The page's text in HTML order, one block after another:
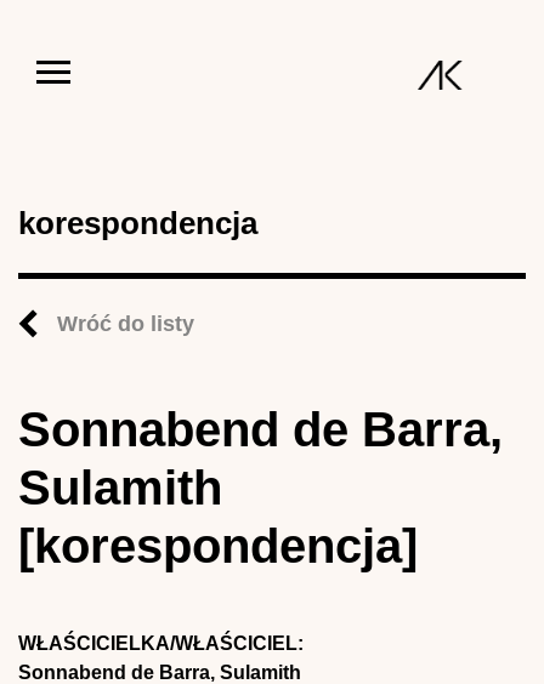
korespondencja
Wróć do listy
Sonnabend de Barra,
Sulamith
[korespondencja]
WŁAŚCICIELKA/WŁAŚCICIEL:
Sonnabend de Barra, Sulamith